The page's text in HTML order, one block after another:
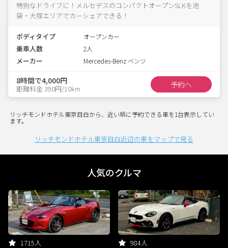
特別なドライブに！メルセデスのコンパクトオープンSLKを池
袋・大塚エリアでカーシェアできる！
ボディタイプ オープンカー
乗車人数 2人
メーカー Mercedes-Benz ベンツ
8時間で4,000円
距離料金 390円/10km 予約へ
リッチモンドホテル東京目白から、近い順に予約できる車を1台表示してい
ます。
リッチモンドホテル東京目白近辺の車をマップで見る
人気のクルマ
1715人 984人